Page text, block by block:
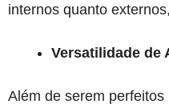
internos quanto
Versatilidade de
Além de serem